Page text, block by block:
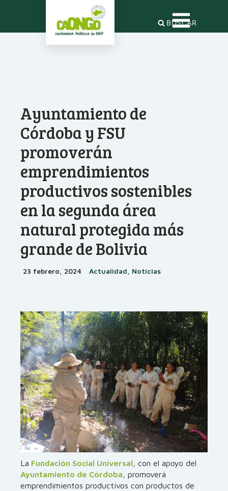
BUSCAR
Ayuntamiento de
Córdoba y FSU
promoverán
emprendimientos
productivos sostenibles
en la segunda área
natural protegida más
grande de Bolivia
23 febrero, 2024 Actualidad, Noticias
La Fundación Social Universal , con el apoyo del
Ayuntamiento de Córdoba , promoverá
emprendimientos productivos con productos de